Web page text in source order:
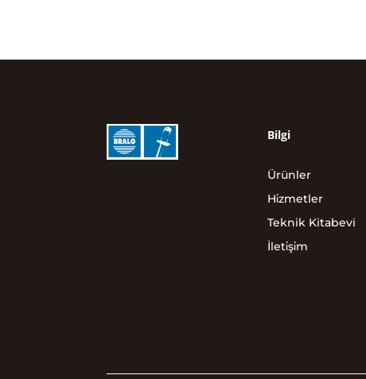
Bilgi
Ürünler
Hi̇zmetler
Teknik Kitabevi
İleti̇şi̇m